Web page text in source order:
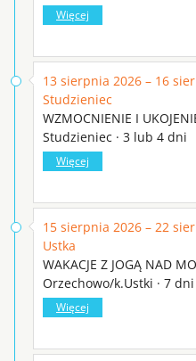
Więcej
13 sierpnia 2026 – 16
Studzieniec
WZMOCNIENIE I
Studzieniec · 3 lub 4 dni
Więcej
15 sierpnia 2026 – 22
Ustka
WAKACJE Z JOGĄ NAD
Orzechowo/k.Ustki · 7 dni
Więcej